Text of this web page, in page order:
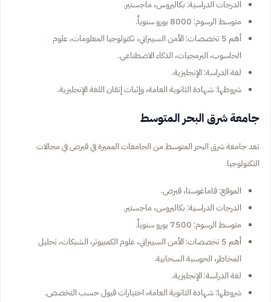
الدرجات الدراسية: بكاليروس، ماجستير.
متوسط الرسوم: 8000 يورو سنوياً.
أهم 5 تخصصات: الأمن السيبراني، تكنولوجيا المعلومات، علوم
الحاسوب، البرمجيات، الذكاء الاصطناعي.
لغة الدراسة: الإنجليزية.
شروطها: شهادة الثانوية العامة، وإثبات إتقان اللغة الإنجليزية.
جامعة شرق البحر المتوسط
تعد جامعة شرق البحر المتوسط من الجامعات المميزة في قبرص في مجالات
التكنولوجيا.
الموقع: فاماغوستا، قبرص.
الدرجات الدراسية: بكاليروس، ماجستير.
متوسط الرسوم: 7500 يورو سنوياً.
أهم 5 تخصصات: الأمن السيبراني، علوم الكمبيوتر، الشبكات، تحليل
المخاطر، الحوسبة السحابية.
لغة الدراسة: الإنجليزية.
شروطها: شهادة الثانوية العامة، اختبارات قبول حسب التخصص.